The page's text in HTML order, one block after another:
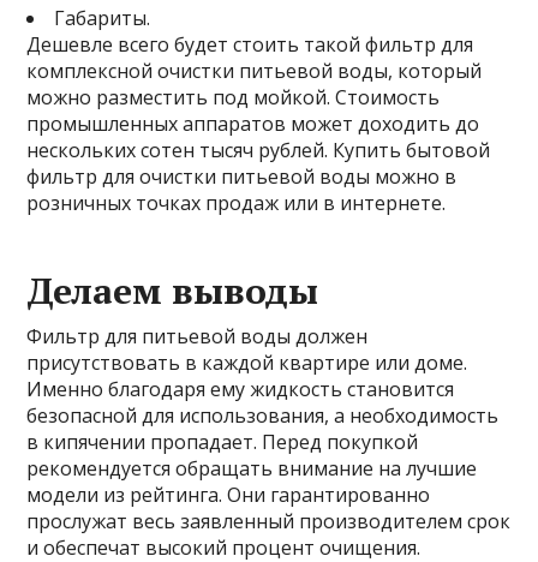
Габариты.
Дешевле всего будет стоить такой фильтр для
комплексной очистки питьевой воды, который
можно разместить под мойкой. Стоимость
промышленных аппаратов может доходить до
нескольких сотен тысяч рублей. Купить бытовой
фильтр для очистки питьевой воды можно в
розничных точках продаж или в интернете.
Делаем выводы
Фильтр для питьевой воды должен
присутствовать в каждой квартире или доме.
Именно благодаря ему жидкость становится
безопасной для использования, а необходимость
в кипячении пропадает. Перед покупкой
рекомендуется обращать внимание на лучшие
модели из рейтинга. Они гарантированно
прослужат весь заявленный производителем срок
и обеспечат высокий процент очищения.